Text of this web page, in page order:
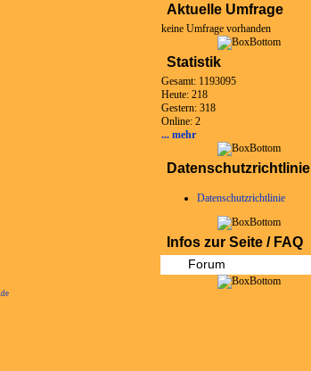
Aktuelle Umfrage
keine Umfrage vorhanden
Statistik
Gesamt: 1193095
Heute: 218
Gestern: 318
Online: 2
... mehr
Datenschutzrichtlinie
Datenschutzrichtlinie
Infos zur Seite / FAQ
Forum